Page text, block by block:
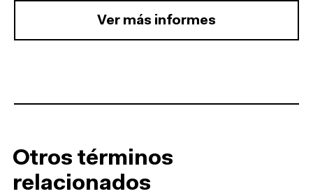
Ver más informes
Otros términos
relacionados